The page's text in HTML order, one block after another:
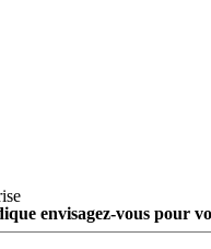
envisagez-vous pour